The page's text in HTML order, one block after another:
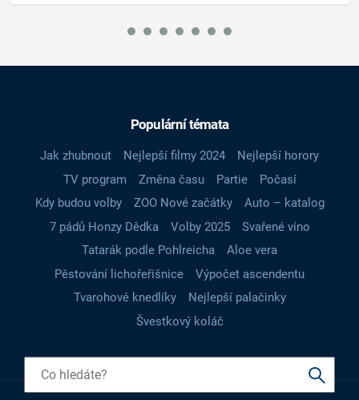
Populární témata
Jak zhubnout Nejlepší filmy 2024
Nejlepší horory
TV program
Změna času Partie
Počasí
Kdy budou volby
ZOO Nové začátky
Auto – katalog
7 pádů Honzy Dědka
Volby 2025
Svařené víno
Tatarák podle Pohlreicha
Aloe vera
Pěstování lichořeřišnice
Výpočet ascendentu
Tvarohové knedlíky
Nejlepší palačinky
Švestkový koláč